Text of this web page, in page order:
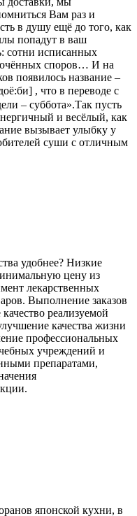
Вам раз и
в душу ещё до того, как
попадут в ваш
сотни исписанных
споров… И на
появилось название –
, что в переводе с
– суббота».Так пусть
и весёлый, как
вызывает улыбку у
суши с отличным
удобнее? Низкие
цену из
лекарственных
Выполнение заказов
реализуемой
качества жизни
профессиональных
учреждений и
препаратами,
японской кухни, в